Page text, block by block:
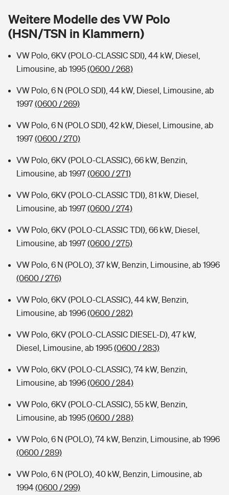
Hochwasser-Check: Wie gefährdet ist Ihr Haus?
Sie haben Fragen?
Private Cyberversicherung
Zur Übersicht
Kinderunfall-Check: Mehr Sicherheit für deine Kids
Typklassen: So ist Ihr Auto eingestuft
Sie haben Fragen?
Rentenrechner: Wie viel Geld bekomme ich im Alter?
Weitere Modelle des VW Polo
(HSN/TSN in Klammern)
VW Polo, 6KV (POLO-CLASSIC SDI), 44 kW, Diesel,
Limousine, ab 1995(0600 / 268)
VW Polo, 6 N (POLO SDI), 44 kW, Diesel, Limousine, ab
1997(0600 / 269)
VW Polo, 6 N (POLO SDI), 42 kW, Diesel, Limousine, ab
1997(0600 / 270)
VW Polo, 6KV (POLO-CLASSIC), 66 kW, Benzin,
Limousine, ab 1997(0600 / 271)
VW Polo, 6KV (POLO-CLASSIC TDI), 81 kW, Diesel,
Limousine, ab 1997(0600 / 274)
VW Polo, 6KV (POLO-CLASSIC TDI), 66 kW, Diesel,
Limousine, ab 1997(0600 / 275)
VW Polo, 6 N (POLO), 37 kW, Benzin, Limousine, ab 1996
(0600 / 276)
VW Polo, 6KV (POLO-CLASSIC), 44 kW, Benzin,
Limousine, ab 1996(0600 / 282)
VW Polo, 6KV (POLO-CLASSIC DIESEL-D), 47 kW,
Diesel, Limousine, ab 1995(0600 / 283)
VW Polo, 6KV (POLO-CLASSIC), 74 kW, Benzin,
Limousine, ab 1996(0600 / 284)
VW Polo, 6KV (POLO-CLASSIC), 55 kW, Benzin,
Limousine, ab 1995(0600 / 288)
VW Polo, 6 N (POLO), 74 kW, Benzin, Limousine, ab 1996
(0600 / 289)
VW Polo, 6 N (POLO), 40 kW, Benzin, Limousine, ab
1994(0600 / 299)